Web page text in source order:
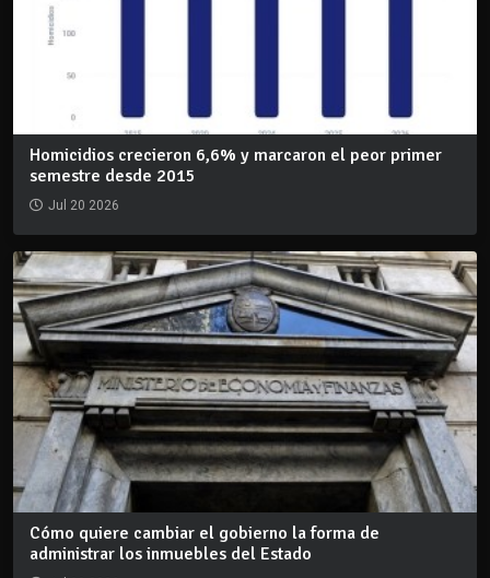
Homicidios crecieron 6,6% y marcaron el peor primer
semestre desde 2015
Jul 20 2026
Cómo quiere cambiar el gobierno la forma de
administrar los inmuebles del Estado